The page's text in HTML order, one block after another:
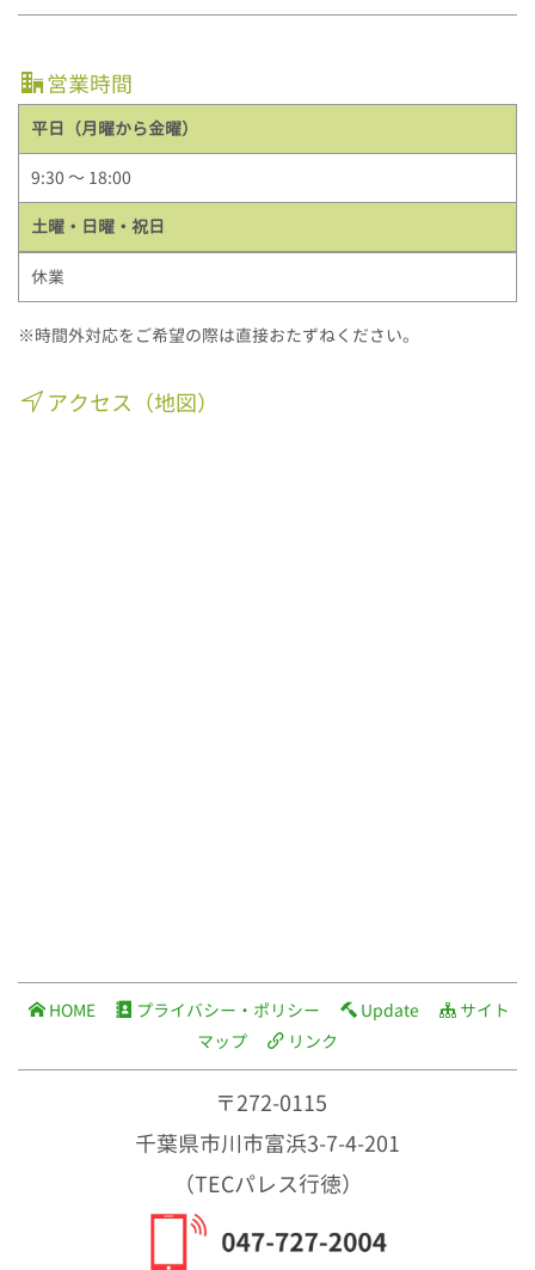
営業時間
平日（月曜から金曜）
9:30 ～ 18:00
土曜・日曜・祝日
休業
※時間外対応をご希望の際は直接おたずねください。
アクセス（地図）
HOME プライバシー・ポリシー Update
サイト
マップ
リンク
〒272-0115
千葉県市川市富浜3-7-4-201
（TECパレス行徳）